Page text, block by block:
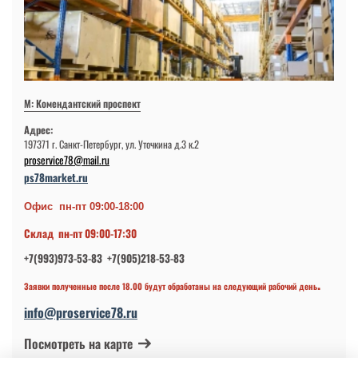
М: Комендантский проспект
Адрес:
197371 г. Санкт-Петербург, ул. Уточкина д.3 к.2
proservice78@mail.ru
ps78market.ru
Офис пн-пт 09:00-18:00
Склад пн-пт 09:00-17:30
+7(993)973-53-83 +7(905)218-53-83
Заявки полученные после 18.00 будут обработаны на следующий рабочий день.
info@proservice78.ru
Посмотреть на карте